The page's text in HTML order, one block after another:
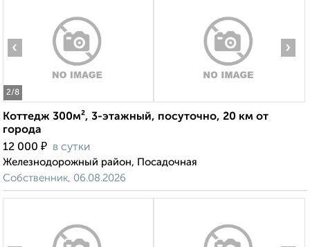
2/8
‹ ›
Коттедж 300м², 3-этажный, посуточно, 20 км от
города
12 000 ₽ в сутки
Железнодорожный район, Посадочная
Собственник, 06.08.2026